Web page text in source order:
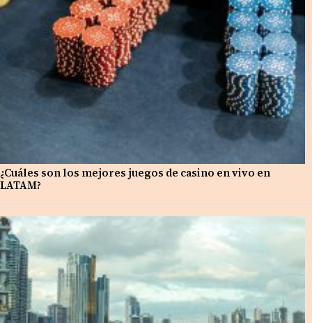
¿Cuáles son los mejores juegos de casino en vivo en
LATAM?